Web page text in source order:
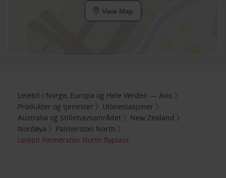
View Map
Leiebil i Norge, Europa og Hele Verden — Avis
Produkter og tjenester
Utleiestasjoner
Australia og Stillehavsområdet
New Zealand
Nordøya
Palmerston North
Leiebil Palmerston North flyplass